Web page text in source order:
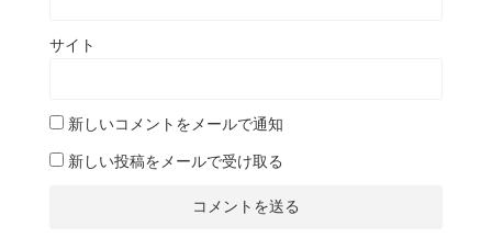
サイト
新しいコメントをメールで通知
新しい投稿をメールで受け取る